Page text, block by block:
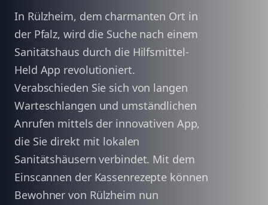
In Rülzheim, dem charmanten Ort in
der Pfalz, wird die Suche nach einem
Sanitätshaus durch die Hilfsmittel-
Held App revolutioniert.
Verabschieden Sie sich von langen
Warteschlangen und umständlichen
Anrufen mittels der innovativen App,
die Sie direkt mit lokalen
Sanitätshäusern verbindet. Mit dem
Einscannen der Kassenrezepte können
Bewohner von Rülzheim nun